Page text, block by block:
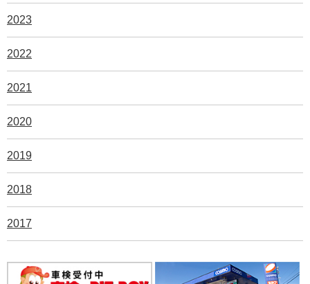
2023
2022
2021
2020
2019
2018
2017